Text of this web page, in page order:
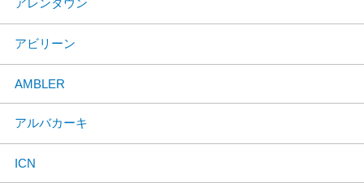
アレンタウン
アビリーン
AMBLER
アルバカーキ
ICN